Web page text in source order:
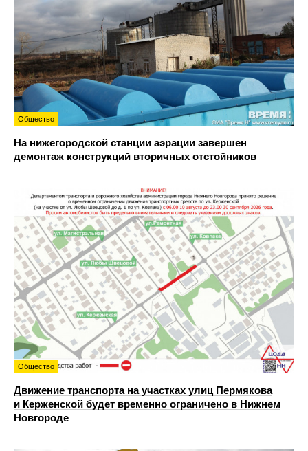
Общество
На нижегородской станции аэрации завершен
демонтаж конструкций вторичных отстойников
Общество
Движение транспорта на участках улиц Пермякова
и Керженской будет временно ограничено в Нижнем
Новгороде